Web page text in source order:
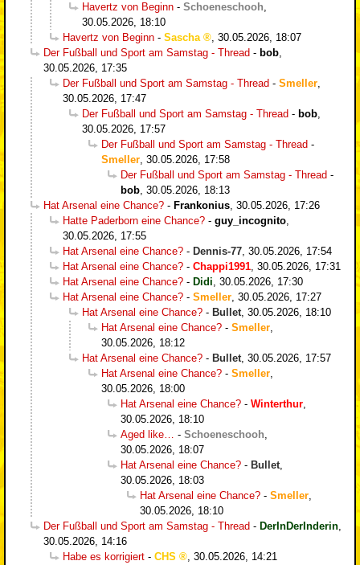
Havertz von Beginn - Schoeneschooh,
30.05.2026, 18:10
Havertz von Beginn - Sascha , 30.05.2026, 18:07
Der Fußball und Sport am Samstag - Thread - bob,
30.05.2026, 17:35
Der Fußball und Sport am Samstag - Thread - Smeller,
30.05.2026, 17:47
Der Fußball und Sport am Samstag - Thread - bob,
30.05.2026, 17:57
Der Fußball und Sport am Samstag - Thread -
Smeller, 30.05.2026, 17:58
Der Fußball und Sport am Samstag - Thread -
bob, 30.05.2026, 18:13
Hat Arsenal eine Chance? - Frankonius, 30.05.2026, 17:26
Hatte Paderborn eine Chance? - guy_incognito,
30.05.2026, 17:55
Hat Arsenal eine Chance? - Dennis-77, 30.05.2026, 17:54
Hat Arsenal eine Chance? - Chappi1991, 30.05.2026, 17:31
Hat Arsenal eine Chance? - Didi, 30.05.2026, 17:30
Hat Arsenal eine Chance? - Smeller, 30.05.2026, 17:27
Hat Arsenal eine Chance? - Bullet, 30.05.2026, 18:10
Hat Arsenal eine Chance? - Smeller,
30.05.2026, 18:12
Hat Arsenal eine Chance? - Bullet, 30.05.2026, 17:57
Hat Arsenal eine Chance? - Smeller,
30.05.2026, 18:00
Hat Arsenal eine Chance? - Winterthur,
30.05.2026, 18:10
Aged like… - Schoeneschooh,
30.05.2026, 18:07
Hat Arsenal eine Chance? - Bullet,
30.05.2026, 18:03
Hat Arsenal eine Chance? - Smeller,
30.05.2026, 18:10
Der Fußball und Sport am Samstag - Thread - DerInDerInderin,
30.05.2026, 14:16
Habe es korrigiert - CHS , 30.05.2026, 14:21